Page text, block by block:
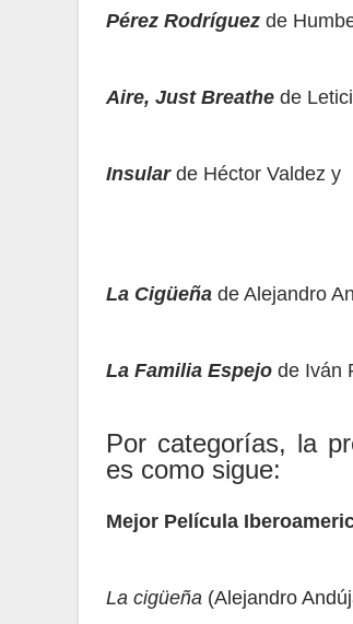
Pérez Rodríguez de
Aire, Just Breathe de
Insularde Héctor Valdez y
La Cigüeña de Alejandro
La Familia Espejo de Iván
Por categorías, la
es como sigue:
Mejor Película
La cigüeña (Alejandro